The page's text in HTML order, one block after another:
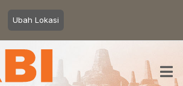
Ubah Lokasi